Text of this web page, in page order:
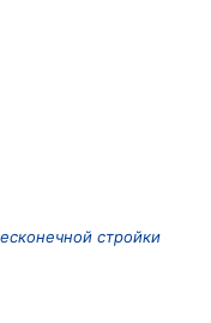
стройки